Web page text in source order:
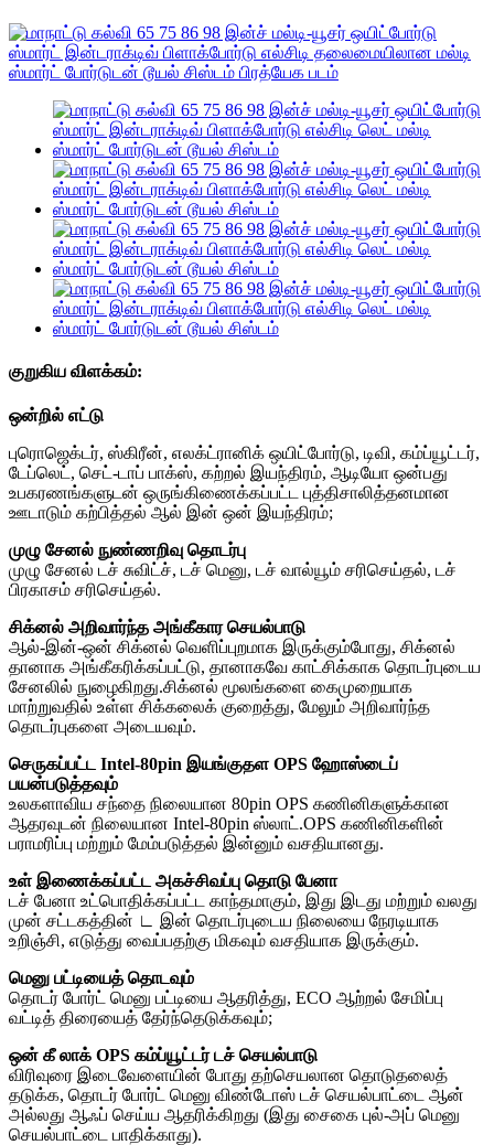
குறுகிய விளக்கம்:
ஒன்றில் எட்டு
புரொஜெக்டர், ஸ்கிரீன், எலக்ட்ரானிக் ஒயிட்போர்டு, டிவி, கம்ப்யூட்டர்,
டேப்லெட், செட்-டாப் பாக்ஸ், கற்றல் இயந்திரம், ஆடியோ ஒன்பது
உபகரணங்களுடன் ஒருங்கிணைக்கப்பட்ட புத்திசாலித்தனமான
ஊடாடும் கற்பித்தல் ஆல் இன் ஒன் இயந்திரம்;
முழு சேனல் நுண்ணறிவு தொடர்பு
முழு சேனல் டச் சுவிட்ச், டச் மெனு, டச் வால்யூம் சரிசெய்தல், டச்
பிரகாசம் சரிசெய்தல்.
சிக்னல் அறிவார்ந்த அங்கீகார செயல்பாடு
ஆல்-இன்-ஒன் சிக்னல் வெளிப்புறமாக இருக்கும்போது, ​​சிக்னல்
தானாக அங்கீகரிக்கப்பட்டு, தானாகவே காட்சிக்காக தொடர்புடைய
சேனலில் நுழைகிறது.சிக்னல் மூலங்களை கைமுறையாக
மாற்றுவதில் உள்ள சிக்கலைக் குறைத்து, மேலும் அறிவார்ந்த
தொடர்புகளை அடையவும்.
செருகப்பட்ட Intel-80pin இயங்குதள OPS ஹோஸ்டைப்
பயன்படுத்தவும்
உலகளாவிய சந்தை நிலையான 80pin OPS கணினிகளுக்கான
ஆதரவுடன் நிலையான Intel-80pin ஸ்லாட்.OPS கணினிகளின்
பராமரிப்பு மற்றும் மேம்படுத்தல் இன்னும் வசதியானது.
உள் இணைக்கப்பட்ட அகச்சிவப்பு தொடு பேனா
டச் பேனா உட்பொதிக்கப்பட்ட காந்தமாகும், இது இடது மற்றும் வலது
முன் சட்டகத்தின் ∟ இன் தொடர்புடைய நிலையை நேரடியாக
உறிஞ்சி, எடுத்து வைப்பதற்கு மிகவும் வசதியாக இருக்கும்.
மெனு பட்டியைத் தொடவும்
தொடர் போர்ட் மெனு பட்டியை ஆதரித்து, ECO ஆற்றல் சேமிப்பு
வட்டித் திரையைத் தேர்ந்தெடுக்கவும்;
ஒன் கீ லாக் OPS கம்ப்யூட்டர் டச் செயல்பாடு
விரிவுரை இடைவேளையின் போது தற்செயலான தொடுதலைத்
தடுக்க, தொடர் போர்ட் மெனு விண்டோஸ் டச் செயல்பாட்டை ஆன்
அல்லது ஆஃப் செய்ய ஆதரிக்கிறது (இது சைகை புல்-அப் மெனு
செயல்பாட்டை பாதிக்காது).